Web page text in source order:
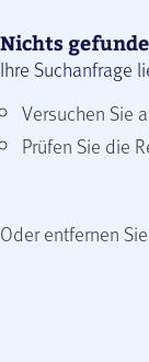
Nichts
Ihre Suchanfrage
Versuchen Sie
Prüfen Sie die
Oder entfernen